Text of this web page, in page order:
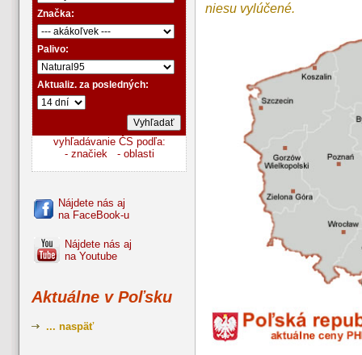
Značka:
Palivo:
Aktualiz. za posledných:
vyhľadávanie ČS podľa:
- značiek
- oblasti
Nájdete nás aj
na FaceBook-u
Nájdete nás aj
na Youtube
Aktuálne v Poľsku
... naspäť
niesu vylúčené.